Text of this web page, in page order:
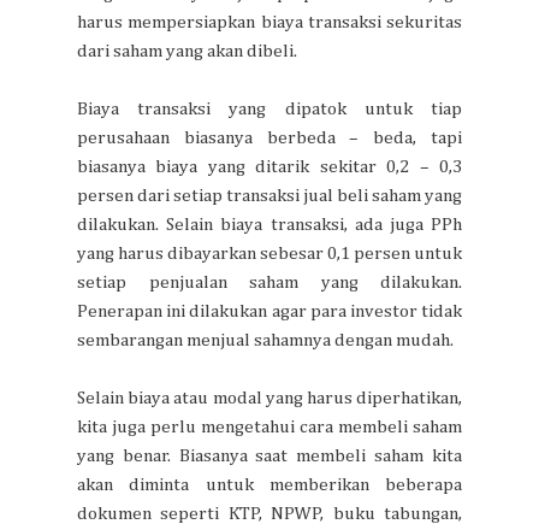
harus mempersiapkan biaya transaksi sekuritas
dari saham yang akan dibeli.
Biaya transaksi yang dipatok untuk tiap
perusahaan biasanya berbeda – beda, tapi
biasanya biaya yang ditarik sekitar 0,2 – 0,3
persen dari setiap transaksi jual beli saham yang
dilakukan. Selain biaya transaksi, ada juga PPh
yang harus dibayarkan sebesar 0,1 persen untuk
setiap penjualan saham yang dilakukan.
Penerapan ini dilakukan agar para investor tidak
sembarangan menjual sahamnya dengan mudah.
Selain biaya atau modal yang harus diperhatikan,
kita juga perlu mengetahui cara membeli saham
yang benar. Biasanya saat membeli saham kita
akan diminta untuk memberikan beberapa
dokumen seperti KTP, NPWP, buku tabungan,